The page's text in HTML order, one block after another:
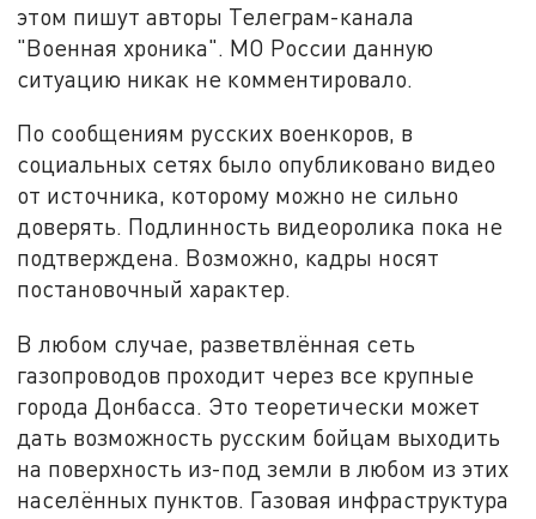
этом пишут авторы Телеграм-канала
"Военная хроника". МО России данную
ситуацию никак не комментировало.
По сообщениям русских военкоров, в
социальных сетях было опубликовано видео
от источника, которому можно не сильно
доверять. Подлинность видеоролика пока не
подтверждена. Возможно, кадры носят
постановочный характер.
В любом случае, разветвлённая сеть
газопроводов проходит через все крупные
города Донбасса. Это теоретически может
дать возможность русским бойцам выходить
на поверхность из-под земли в любом из этих
населённых пунктов. Газовая инфраструктура